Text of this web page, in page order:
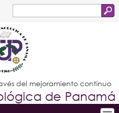
de
búsqueda
del mejoramiento continuo
de Panamá